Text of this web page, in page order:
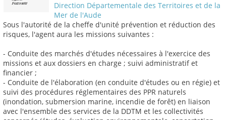
Direction Départementale des Territoires et de la
Mer de l'Aude
Sous l'autorité de la cheffe d'unité prévention et réduction des
risques, l'agent aura les missions suivantes :
- Conduite des marchés d'études nécessaires à l'exercice des
missions et aux dossiers en charge ; suivi administratif et
financier ;
- Conduite de l'élaboration (en conduite d'études ou en régie) et
suivi des procédures réglementaires des PPR naturels
(inondation, submersion marine, incendie de forêt) en liaison
avec l'ensemble des services de la DDTM et les collectivités